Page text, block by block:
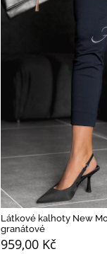
Látkové kalhoty New
granátové
959,00 Kč